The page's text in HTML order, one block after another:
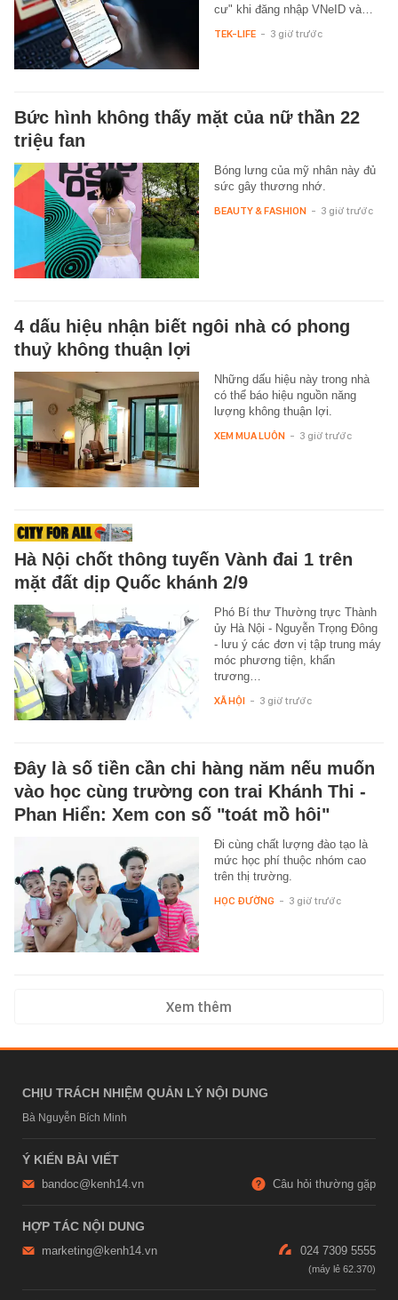
cư" khi đăng nhập VNeID và…
TEK-LIFE - 3 giờ trước
Bức hình không thấy mặt của nữ thần 22
triệu fan
Bóng lưng của mỹ nhân này đủ
sức gây thương nhớ.
BEAUTY & FASHION - 3 giờ trước
4 dấu hiệu nhận biết ngôi nhà có phong
thuỷ không thuận lợi
Những dấu hiệu này trong nhà
có thể báo hiệu nguồn năng
lượng không thuận lợi.
XEM MUA LUÔN - 3 giờ trước
Hà Nội chốt thông tuyến Vành đai 1 trên
mặt đất dịp Quốc khánh 2/9
Phó Bí thư Thường trực Thành
ủy Hà Nội - Nguyễn Trọng Đông
- lưu ý các đơn vị tập trung máy
móc phương tiện, khẩn
trương…
XÃ HỘI - 3 giờ trước
Đây là số tiền cần chi hàng năm nếu muốn
vào học cùng trường con trai Khánh Thi -
Phan Hiển: Xem con số "toát mồ hôi"
Đi cùng chất lượng đào tạo là
mức học phí thuộc nhóm cao
trên thị trường.
HỌC ĐƯỜNG - 3 giờ trước
Xem thêm
CHỊU TRÁCH NHIỆM QUẢN LÝ NỘI DUNG
Bà Nguyễn Bích Minh
Ý KIẾN BÀI VIẾT
bandoc@kenh14.vn Câu hỏi thường gặp
HỢP TÁC NỘI DUNG
marketing@kenh14.vn 024 7309 5555